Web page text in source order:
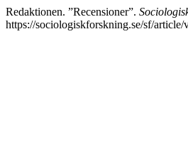
Redaktionen. ”Recensioner”.
https://sociologiskforskning.se/sf/article/